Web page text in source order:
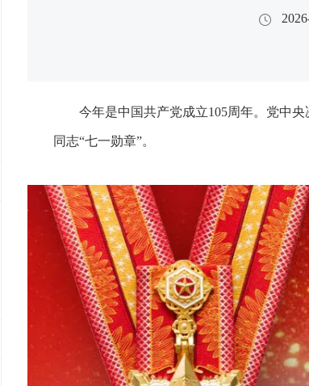
今年是中国共产党成立105周年。党中
同志“七一勋章”。